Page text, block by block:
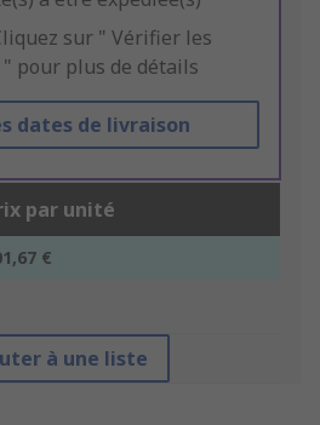
sur " Vérifier les
pour plus de détails
dates de livraison
par unité
€
à une liste